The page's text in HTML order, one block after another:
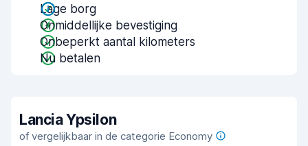
Lage borg
Onmiddellijke bevestiging
Onbeperkt aantal kilometers
Nu betalen
Lancia Ypsilon
of vergelijkbaar in de categorie Economy